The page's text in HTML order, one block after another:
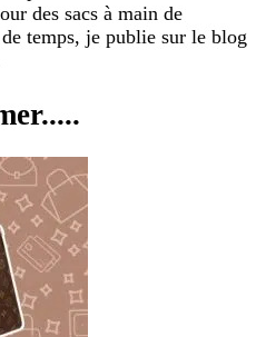
des sacs à main de
temps, je publie sur le blog